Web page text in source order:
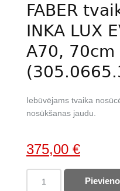
FABER
INKA LUX
A70, 70cm
Iebūvējams tvaika
nosūkšanas jaudu.
Original
price
was:
375,00 €Current
price
is:
tvaika